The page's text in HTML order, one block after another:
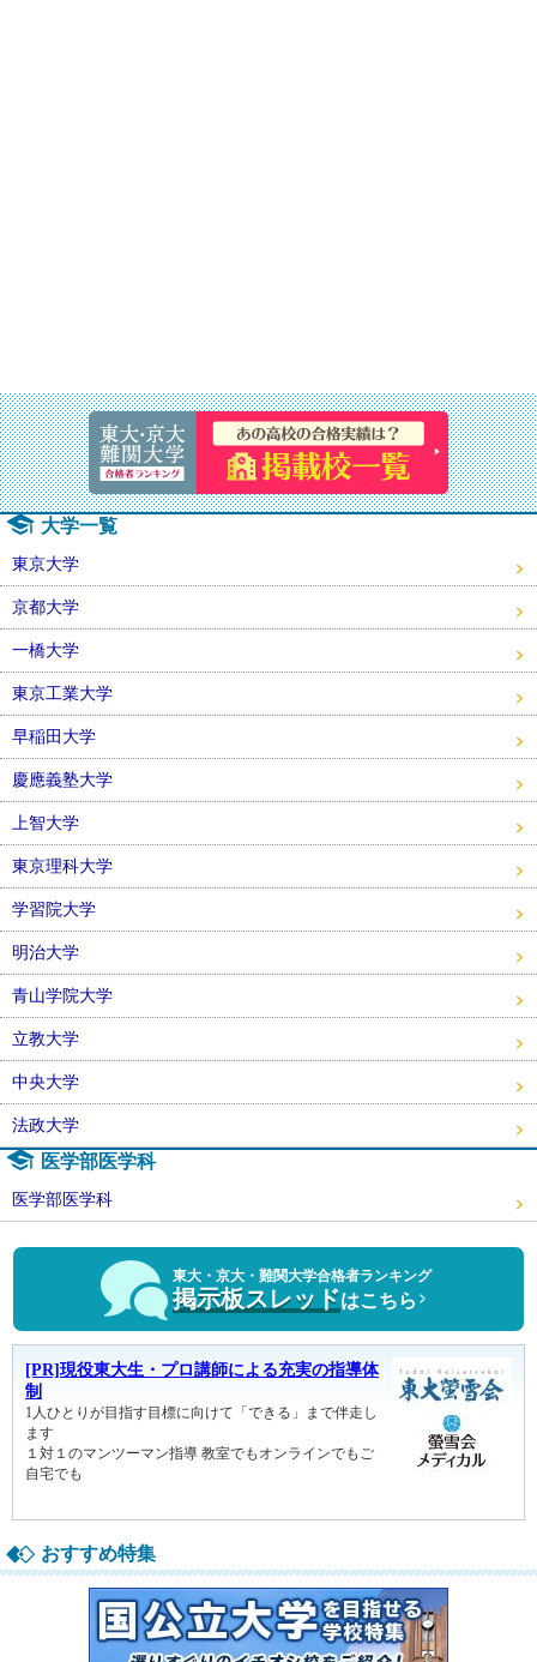
速報！
大学一覧
東京大学
京都大学
一橋大学
東京工業大学
早稲田大学
慶應義塾大学
上智大学
東京理科大学
学習院大学
明治大学
青山学院大学
立教大学
中央大学
法政大学
医学部医学科
医学部医学科
東大・京大・難関大学合格者ランキング
掲示板スレッドはこちら
おすすめ特集